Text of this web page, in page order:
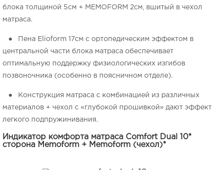
блока толщиной 5см + MEMOFORM 2см, вшитый в чехол
матраса.
● Пена Elioform 17см с ортопедическим эффектом в
центральной части блока матраса обеспечивает
оптимальную поддержку физиологических изгибов
позвоночника (особенно в поясничном отделе).
● Конструкция матраса с комбинацией из различных
материалов + чехол с «глубокой прошивкой» дают эффект
легкого подпружинивания.
Индикатор комфорта матраса Comfort Dual 10*
сторона Memoform + Memoform (чехол)*